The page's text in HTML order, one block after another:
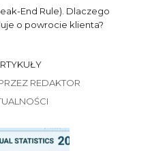
End Rule). Dlaczego
o powrocie klienta?
REDAKTOR